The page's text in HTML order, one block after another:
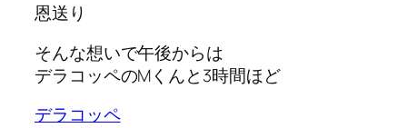
恩送り
そんな想いで午後からは
デラコッペのMくんと3時間ほど
デラコッペ